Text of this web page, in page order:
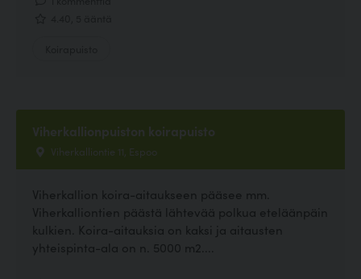
Viherkallionpuiston koirapuisto
Viherkalliontie 11, Espoo
Viherkallion koira-aitaukseen pääsee mm.
Viherkalliontien päästä lähtevää polkua eteläänpäin
kulkien. Koira-aitauksia on kaksi ja aitausten
yhteispinta-ala on n. 5000 m2....